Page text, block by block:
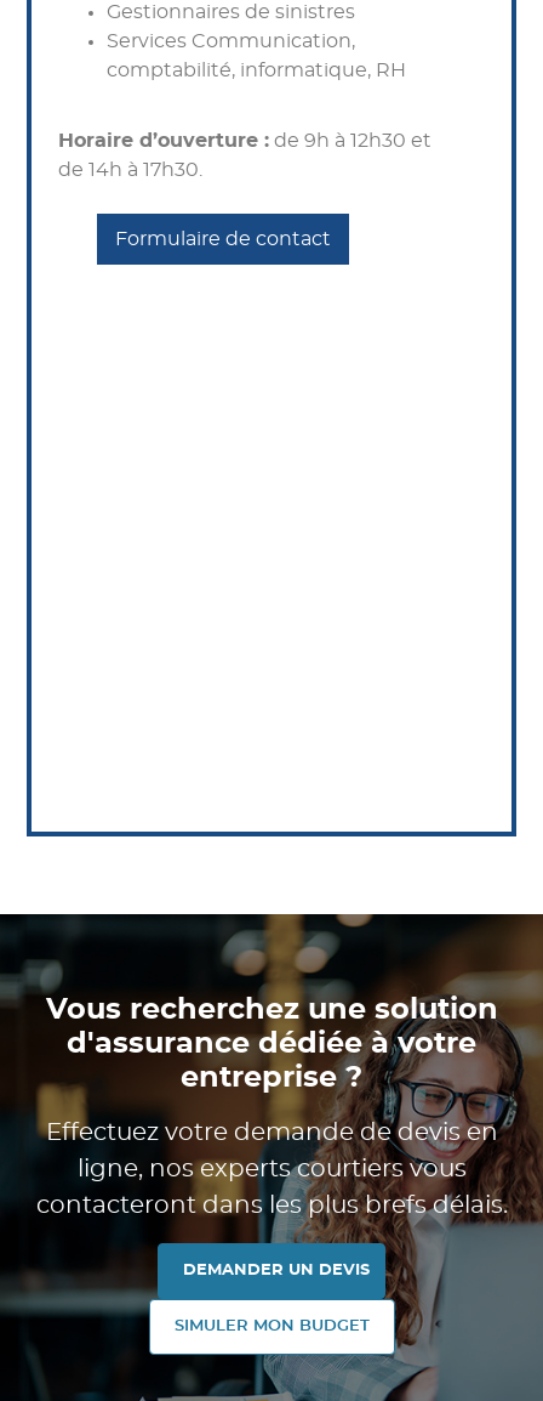
Gestionnaires de sinistres
Services Communication,
comptabilité, informatique, RH
Horaire d’ouverture : de 9h à 12h30 et
de 14h à 17h30.
Formulaire de contact
Vous recherchez une solution
d'assurance dédiée à votre
entreprise ?
Effectuez votre demande de devis en
ligne, nos experts courtiers vous
contacteront dans les plus brefs délais.
DEMANDER UN DEVIS
SIMULER MON BUDGET